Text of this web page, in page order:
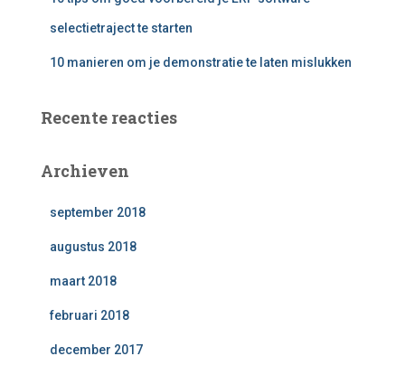
selectietraject te starten
10 manieren om je demonstratie te laten mislukken
Recente reacties
Archieven
september 2018
augustus 2018
maart 2018
februari 2018
december 2017